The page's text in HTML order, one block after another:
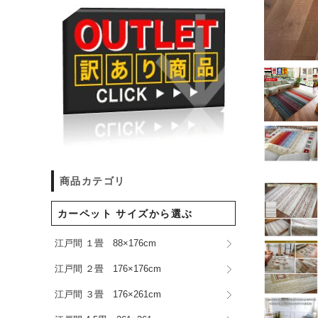
商品カテゴリ
カーペット サイズから選ぶ
江戸間 １畳 88×176cm
江戸間 ２畳 176×176cm
江戸間 ３畳 176×261cm